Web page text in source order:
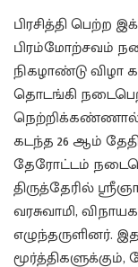
பிரசித்தி பெற்ற
பிரம்மோற்சவம்
நிகழாண்டு விழா
தொடங்கி
நெற்றிக்கண்ணால்
கடந்த 26 ஆம்
தேரோட்டம்
திருத்தேரில்
வரசுவாமி,
எழுந்தருளினர்.
மூர்த்திகளுக்கும்,